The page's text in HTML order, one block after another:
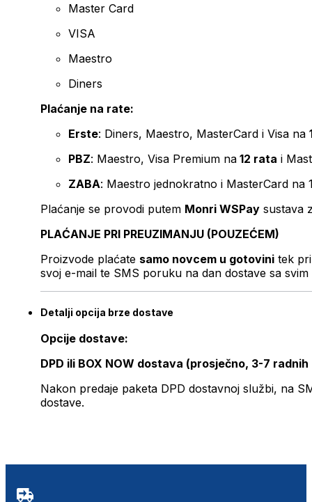
Master Card
VISA
Maestro
Diners
Plaćanje na rate:
Erste: Diners, Maestro, MasterCard i Visa na
PBZ: Maestro, Visa Premium na 12 rata i
ZABA: Maestro jednokratno i MasterCard na
Plaćanje se provodi putem Monri WSPay sustava
PLAĆANJE PRI PREUZIMANJU (POUZEĆEM)
Proizvode plaćate samo novcem u gotovini tek
svoj e-mail te SMS poruku na dan dostave sa svim
Detalji opcija brze dostave
Opcije dostave:
DPD ili BOX NOW dostava (prosječno, 3-7 radnih
Nakon predaje paketa DPD dostavnoj službi, na
dostave.